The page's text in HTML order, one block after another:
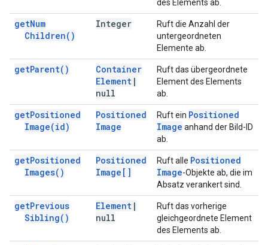
des Elements ab.
getNum
Children( )
Integer
Ruft die Anzahl der
untergeordneten
Elemente ab.
getParent( )
Container
Element |
null
Ruft das übergeordnete
Element des Elements
ab.
getPositioned
Image(id)
Positioned
Image
Ruft ein Positioned
Image anhand der Bild-ID
ab.
getPositioned
Images( )
Positioned
Image[]
Ruft alle Positioned
Image-Objekte ab, die im
Absatz verankert sind.
getPrevious
Sibling( )
Element |
null
Ruft das vorherige
gleichgeordnete Element
des Elements ab.